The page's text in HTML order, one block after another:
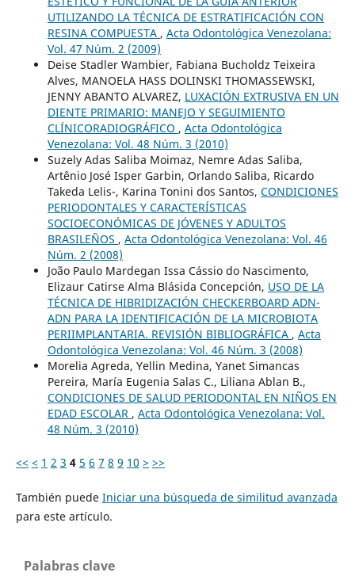
UTILIZANDO LA TÉCNICA DE ESTRATIFICACIÓN CON
RESINA COMPUESTA , Acta Odontológica Venezolana:
Vol. 47 Núm. 2 (2009)
Deise Stadler Wambier, Fabiana Bucholdz Teixeira
Alves, MANOELA HASS DOLINSKI THOMASSEWSKI,
JENNY ABANTO ALVAREZ, LUXACIÓN EXTRUSIVA EN UN
DIENTE PRIMARIO: MANEJO Y SEGUIMIENTO
CLÍNICORADIOGRÁFICO , Acta Odontológica
Venezolana: Vol. 48 Núm. 3 (2010)
Suzely Adas Saliba Moimaz, Nemre Adas Saliba,
Artênio José Isper Garbin, Orlando Saliba, Ricardo
Takeda Lelis-, Karina Tonini dos Santos, CONDICIONES
PERIODONTALES Y CARACTERÍSTICAS
SOCIOECONÓMICAS DE JÓVENES Y ADULTOS
BRASILEÑOS , Acta Odontológica Venezolana: Vol. 46
Núm. 2 (2008)
João Paulo Mardegan Issa Cássio do Nascimento,
Elizaur Catirse Alma Blásida Concepción, USO DE LA
TÉCNICA DE HIBRIDIZACIÓN CHECKERBOARD ADN-
ADN PARA LA IDENTIFICACIÓN DE LA MICROBIOTA
PERIIMPLANTARIA. REVISIÓN BIBLIOGRÁFICA , Acta
Odontológica Venezolana: Vol. 46 Núm. 3 (2008)
Morelia Agreda, Yellin Medina, Yanet Simancas
Pereira, María Eugenia Salas C., Liliana Ablan B.,
CONDICIONES DE SALUD PERIODONTAL EN NIÑOS EN
EDAD ESCOLAR , Acta Odontológica Venezolana: Vol.
48 Núm. 3 (2010)
<< < 1 2 3 4 5 6 7 8 9 10 > >>
También puede Iniciar una búsqueda de similitud avanzada
para este artículo.
Palabras clave